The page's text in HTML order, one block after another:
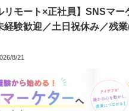
リモート×正社員】SNSマ
経験歓迎／土日祝休み／残
8/21